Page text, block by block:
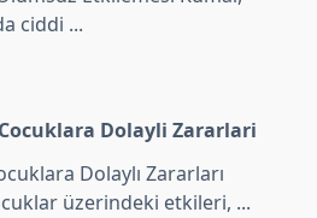
ciddi ...
Dolayli Zararlari
Dolaylı Zararları
üzerindeki etkileri, ...